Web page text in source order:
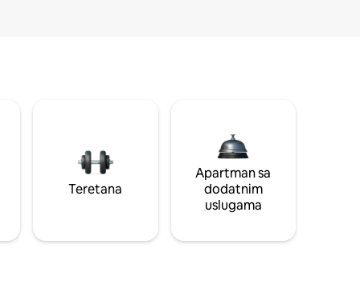
Teretana
Apartman sa
dodatnim
uslugama